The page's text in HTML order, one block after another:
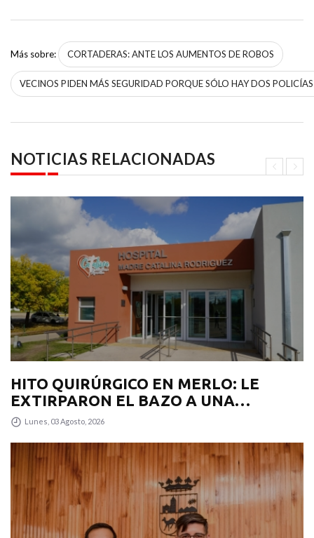
Más sobre: CORTADERAS: ANTE LOS AUMENTOS DE ROBOS
VECINOS PIDEN MÁS SEGURIDAD PORQUE SÓLO HAY DOS
NOTICIAS RELACIONADAS
HITO QUIRÚRGICO EN MERLO: LE
EXTIRPARON EL BAZO A UNA
PACIENTE CON UN PROCEDIMIENTO
Lunes, 03 Agosto, 2026